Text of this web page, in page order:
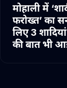
मोहाली में
फरोख्त’ का
लिए 3
की बात भी